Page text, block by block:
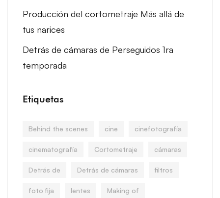
Producción del cortometraje Más allá de
tus narices
Detrás de cámaras de Perseguidos 1ra
temporada
Etiquetas
Behind the scenes cine cinefotografía
cinematografía Cortometraje cámaras
Detrás de Detrás de cámaras filtros
foto fija lentes Making of